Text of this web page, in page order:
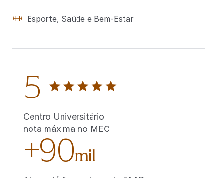
Esporte, Saúde e Bem-Estar
5
Centro Universitário
nota máxima no MEC
+90mil